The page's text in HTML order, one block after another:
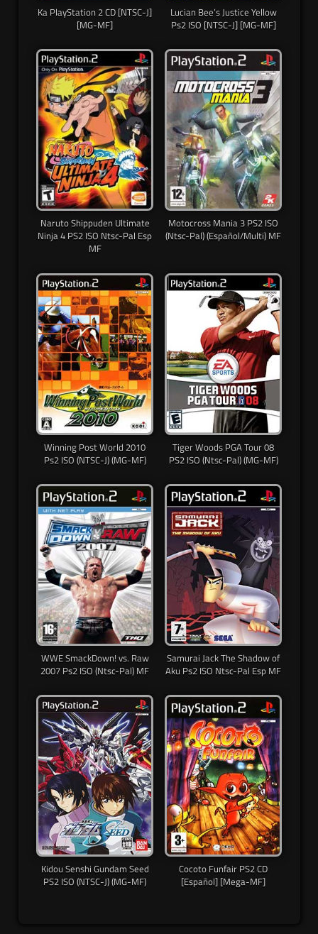
Ka PlayStation 2 CD [NTSC-J]
[MG-MF]
Lucian Bee’s Justice Yellow
Ps2 ISO [NTSC-J] [MG-MF]
Naruto Shippuden Ultimate
Ninja 4 PS2 ISO Ntsc-Pal Esp
MF
Motocross Mania 3 PS2 ISO
(Ntsc-Pal) (Español/Multi) MF
Winning Post World 2010
Ps2 ISO (NTSC-J) (MG-MF)
Tiger Woods PGA Tour 08
PS2 ISO (Ntsc-Pal) (MG-MF)
WWE SmackDown! vs. Raw
2007 Ps2 ISO (Ntsc-Pal) MF
Samurai Jack The Shadow of
Aku Ps2 ISO Ntsc-Pal Esp MF
Kidou Senshi Gundam Seed
PS2 ISO (NTSC-J) (MG-MF)
Cocoto Funfair PS2 CD
[Español] [Mega-MF]